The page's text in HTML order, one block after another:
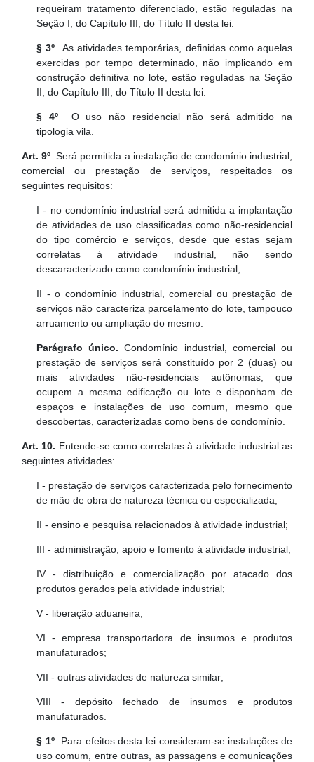
requeiram tratamento diferenciado, estão reguladas na
Seção I, do Capítulo III, do Título II desta lei.
§ 3º As atividades temporárias, definidas como aquelas
exercidas por tempo determinado, não implicando em
construção definitiva no lote, estão reguladas na Seção
II, do Capítulo III, do Título II desta lei.
§ 4º O uso não residencial não será admitido na
tipologia vila.
Art. 9ºSerá permitida a instalação de condomínio industrial,
comercial ou prestação de serviços, respeitados os
seguintes requisitos:
I - no condomínio industrial será admitida a implantação
de atividades de uso classificadas como não-residencial
do tipo comércio e serviços, desde que estas sejam
correlatas à atividade industrial, não sendo
descaracterizado como condomínio industrial;
II - o condomínio industrial, comercial ou prestação de
serviços não caracteriza parcelamento do lote, tampouco
arruamento ou ampliação do mesmo.
Parágrafo único. Condomínio industrial, comercial ou
prestação de serviços será constituído por 2 (duas) ou
mais atividades não-residenciais autônomas, que
ocupem a mesma edificação ou lote e disponham de
espaços e instalações de uso comum, mesmo que
descobertas, caracterizadas como bens de condomínio.
Art. 10. Entende-se como correlatas à atividade industrial as
seguintes atividades:
I - prestação de serviços caracterizada pelo fornecimento
de mão de obra de natureza técnica ou especializada;
II - ensino e pesquisa relacionados à atividade industrial;
III - administração, apoio e fomento à atividade industrial;
IV - distribuição e comercialização por atacado dos
produtos gerados pela atividade industrial;
V - liberação aduaneira;
VI - empresa transportadora de insumos e produtos
manufaturados;
VII - outras atividades de natureza similar;
VIII - depósito fechado de insumos e produtos
manufaturados.
§ 1º Para efeitos desta lei consideram-se instalações de
uso comum, entre outras, as passagens e comunicações